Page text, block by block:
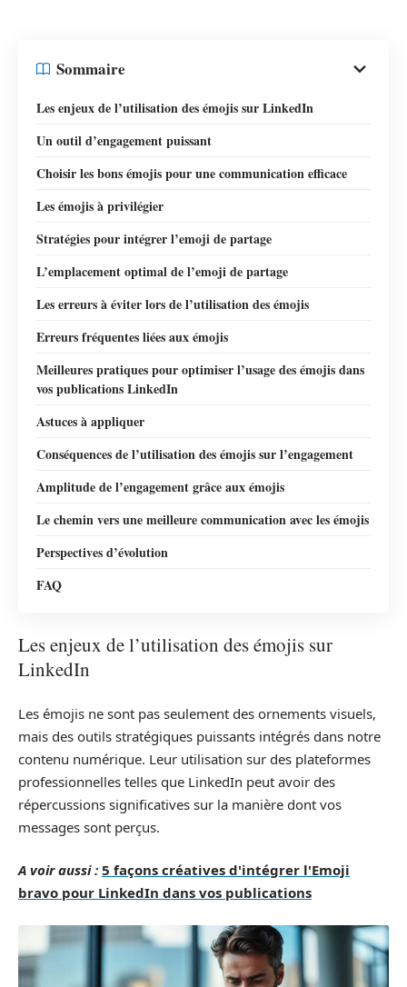
Sommaire
Les enjeux de l’utilisation des émojis sur LinkedIn
Un outil d’engagement puissant
Choisir les bons émojis pour une communication efficace
Les émojis à privilégier
Stratégies pour intégrer l’emoji de partage
L’emplacement optimal de l’emoji de partage
Les erreurs à éviter lors de l’utilisation des émojis
Erreurs fréquentes liées aux émojis
Meilleures pratiques pour optimiser l’usage des émojis dans
vos publications LinkedIn
Astuces à appliquer
Conséquences de l’utilisation des émojis sur l’engagement
Amplitude de l’engagement grâce aux émojis
Le chemin vers une meilleure communication avec les émojis
Perspectives d’évolution
FAQ
Les enjeux de l’utilisation des émojis sur
LinkedIn
Les émojis ne sont pas seulement des ornements visuels,
mais des outils stratégiques puissants intégrés dans notre
contenu numérique. Leur utilisation sur des plateformes
professionnelles telles que LinkedIn peut avoir des
répercussions significatives sur la manière dont vos
messages sont perçus.
A voir aussi : 5 façons créatives d'intégrer l'Emoji
bravo pour LinkedIn dans vos publications